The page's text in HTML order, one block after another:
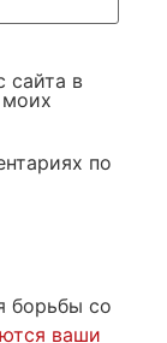
сайта в
по
борьбы со
ваши